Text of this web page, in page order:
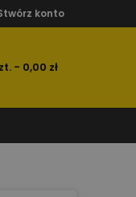
konto
- 0,00 zł